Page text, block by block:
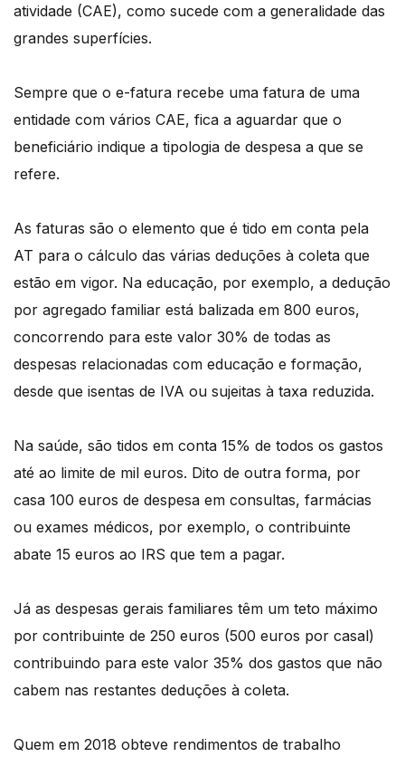
atividade (CAE), como sucede com a generalidade das
grandes superfícies.
Sempre que o e-fatura recebe uma fatura de uma
entidade com vários CAE, fica a aguardar que o
beneficiário indique a tipologia de despesa a que se
refere.
As faturas são o elemento que é tido em conta pela
AT para o cálculo das várias deduções à coleta que
estão em vigor. Na educação, por exemplo, a dedução
por agregado familiar está balizada em 800 euros,
concorrendo para este valor 30% de todas as
despesas relacionadas com educação e formação,
desde que isentas de IVA ou sujeitas à taxa reduzida.
Na saúde, são tidos em conta 15% de todos os gastos
até ao limite de mil euros. Dito de outra forma, por
casa 100 euros de despesa em consultas, farmácias
ou exames médicos, por exemplo, o contribuinte
abate 15 euros ao IRS que tem a pagar.
Já as despesas gerais familiares têm um teto máximo
por contribuinte de 250 euros (500 euros por casal)
contribuindo para este valor 35% dos gastos que não
cabem nas restantes deduções à coleta.
Quem em 2018 obteve rendimentos de trabalho